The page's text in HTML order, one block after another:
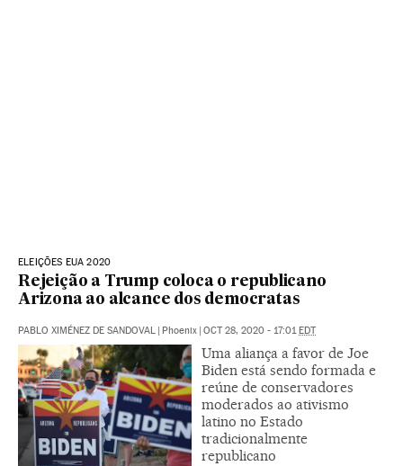
ELEIÇÕES EUA 2020
Rejeição a Trump coloca o republicano
Arizona ao alcance dos democratas
PABLO XIMÉNEZ DE SANDOVAL Phoenix OCT 28, 2020 - 17:01 EDT
Uma aliança a favor de Joe
Biden está sendo formada e
reúne de conservadores
moderados ao ativismo
latino no Estado
tradicionalmente
republicano